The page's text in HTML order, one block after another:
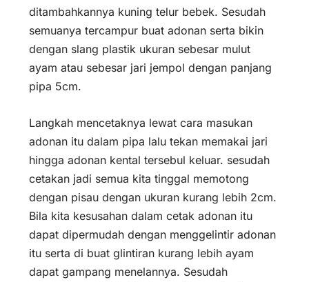
ditambahkannya kuning telur bebek. Sesudah
semuanya tercampur buat adonan serta bikin
dengan slang plastik ukuran sebesar mulut
ayam atau sebesar jari jempol dengan panjang
pipa 5cm.
Langkah mencetaknya lewat cara masukan
adonan itu dalam pipa lalu tekan memakai jari
hingga adonan kental tersebul keluar. sesudah
cetakan jadi semua kita tinggal memotong
dengan pisau dengan ukuran kurang lebih 2cm.
Bila kita kesusahan dalam cetak adonan itu
dapat dipermudah dengan menggelintir adonan
itu serta di buat glintiran kurang lebih ayam
dapat gampang menelannya. Sesudah